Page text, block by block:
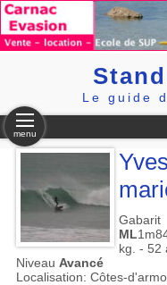
Le guide
menu
Gabarit
ML
kg. - 52
Niveau Avancé
Localisation: Côtes-